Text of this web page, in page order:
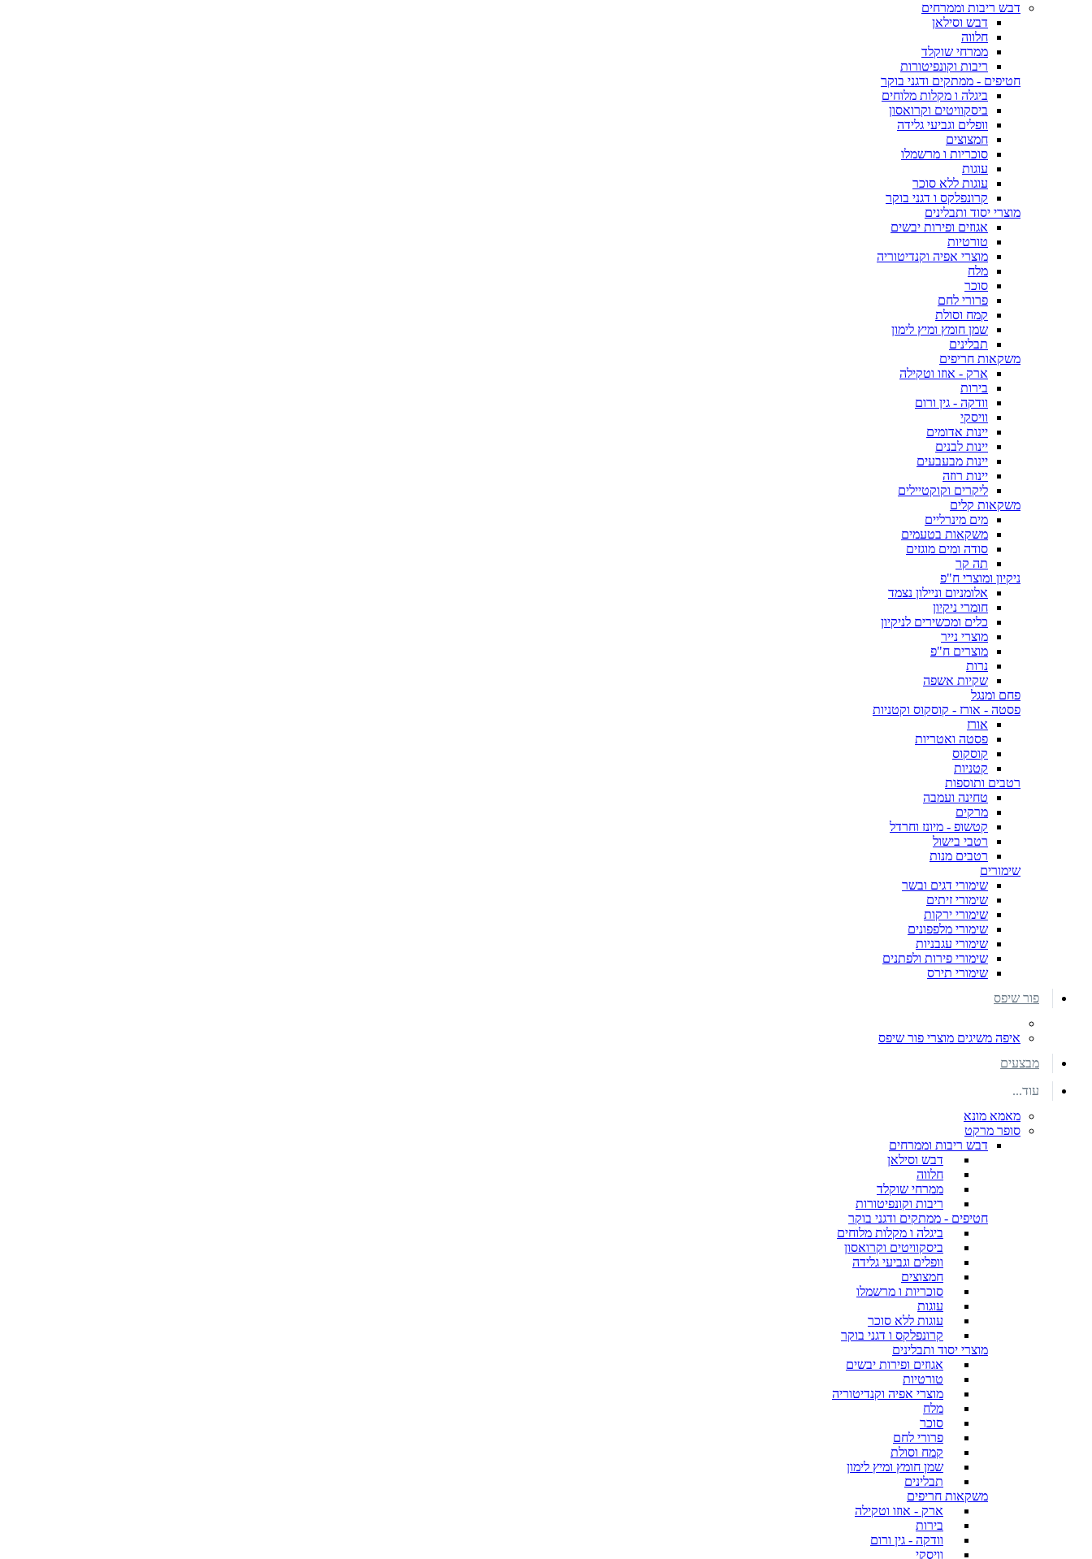
דבש ריבות וממרחים
דבש וסילאן
חלווה
ממרחי שוקלד
ריבות וקונפיטורות
חטיפים - ממתקים ודגני בוקר
ביגלה ו מקלות מלוחים
ביסקוויטים וקרואסון
וופלים וגביעי גלידה
חמצוצים
סוכריות ו מרשמלו
עוגות
עוגות ללא סוכר
קרונפלקס ו דגני בוקר
מוצרי יסוד ותבלינים
אגוזים ופירות יבשים
טורטיות
מוצרי אפיה וקנדיטוריה
מלח
סוכר
פרורי לחם
קמח וסולת
שמן חומץ ומיץ לימון
תבלינים
משקאות חריפים
ארק - אוזו וטקילה
בירות
וודקה - גין ורום
וויסקי
יינות אדומים
יינות לבנים
יינות מבעבעים
יינות רוזה
ליקרים וקוקטיילים
משקאות קלים
מים מינרליים
משקאות בטעמים
סודה ומים מוגזים
תה קר
ניקיון ומוצרי ח"פ
אלומניום וניילון נצמד
חומרי ניקיון
כלים ומכשירים לניקיון
מוצרי נייר
מוצרים ח"פ
נרות
שקיות אשפה
פחם ומנגל
פסטה - אורז - קוסקוס וקטניות
אורז
פסטה ואטריות
קוסקוס
קטניות
רטבים ותוספות
טחינה ועמבה
מרקים
קטשופ - מיונז וחרדל
רטבי בישול
רטבים מנות
שימורים
שימורי דגים ובשר
שימורי זיתים
שימורי ירקות
שימורי מלפפונים
שימורי עגבניות
שימורי פירות ולפתנים
שימורי תירס
פור שיפס
איפה משיגים מוצרי פור שיפס
מבצעים
עוד...
מאמא מונא
סופר מרקט
דבש ריבות וממרחים
דבש וסילאן
חלווה
ממרחי שוקלד
ריבות וקונפיטורות
חטיפים - ממתקים ודגני בוקר
ביגלה ו מקלות מלוחים
ביסקוויטים וקרואסון
וופלים וגביעי גלידה
חמצוצים
סוכריות ו מרשמלו
עוגות
עוגות ללא סוכר
קרונפלקס ו דגני בוקר
מוצרי יסוד ותבלינים
אגוזים ופירות יבשים
טורטיות
מוצרי אפיה וקנדיטוריה
מלח
סוכר
פרורי לחם
קמח וסולת
שמן חומץ ומיץ לימון
תבלינים
משקאות חריפים
ארק - אוזו וטקילה
בירות
וודקה - גין ורום
וויסקי